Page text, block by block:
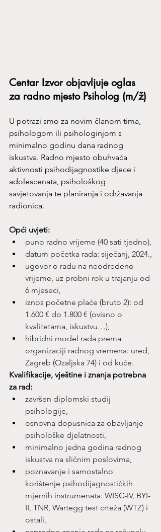
Centar Izvor objavljuje oglas
za radno mjesto Psiholog (m/ž)
U potrazi smo za novim članom tima,
psihologom ili psihologinjom s
minimalno godinu dana radnog
iskustva. Radno mjesto obuhvaća
aktivnosti psihodijagnostike djece i
adolescenata, psihološkog
savjetovanja te planiranja i održavanja
radionica.
Opći uvjeti:
puno radno vrijeme (40 sati tjedno),
datum početka rada: siječanj, 2024.,
ugovor o radu na neodređeno
vrijeme, uz probni rok u trajanju od
6 mjeseci,
iznos početne plaće (bruto 2): od
1.600 € do 1.800 € (ovisno o
kvalitetama, iskustvu…),
hibridni model rada prema
organizaciji radnog vremena: ured,
Zagreb (Ozaljska 74) i od kuće.
Kvalifikacije, vještine i znanja potrebna
za rad:
završen diplomski studij
psihologije,
osnovna dopusnica za obavljanje
psihološke djelatnosti,
minimalno jedna godina radnog
iskustva na sličnim poslovima,
poznavanje i samostalno
korištenje psihodijagnostičkih
mjernih instrumenata: WISC-IV, BYI-
II, TNR, Wartegg test crteža (WTZ) i
ostali,